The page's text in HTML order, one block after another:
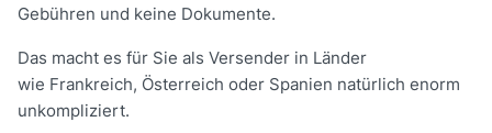
Gebühren und keine Dokumente.
Das macht es für Sie als Versender in Länder
wie Frankreich, Österreich oder Spanien natürlich enorm
unkompliziert.